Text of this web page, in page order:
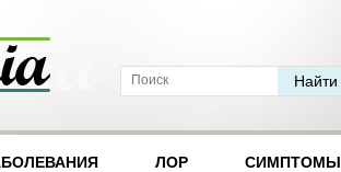
ЛОР СИМПТОМЫ